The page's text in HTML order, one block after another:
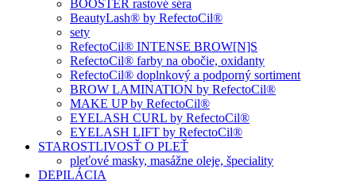
BOOSTER rastové séra
BeautyLash® by RefectoCil®
sety
RefectoCil® INTENSE BROW[N]S
RefectoCil® farby na obočie, oxidanty
RefectoCil® doplnkový a podporný sortiment
BROW LAMINATION by RefectoCil®
MAKE UP by RefectoCil®
EYELASH CURL by RefectoCil®
EYELASH LIFT by RefectoCil®
STAROSTLIVOSŤ O PLEŤ
pleťové masky, masážne oleje, špeciality
DEPILÁCIA